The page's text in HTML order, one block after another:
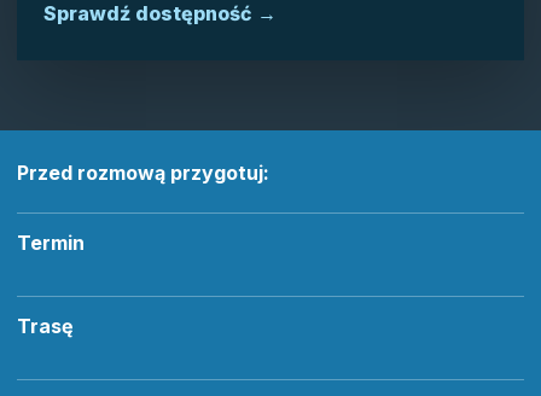
Sprawdź dostępność →
Przed rozmową przygotuj:
Termin
Trasę